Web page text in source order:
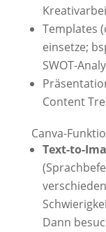
Templates
einsetze;
SWOT-
Content
Canva-
Text-to-
Dann